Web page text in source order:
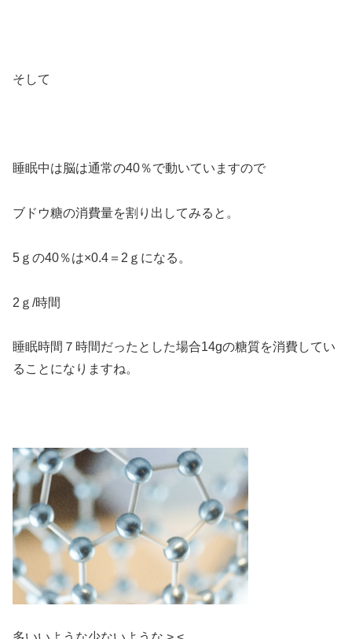
そして
睡眠中は脳は通常の40％で動いていますので
ブドウ糖の消費量を割り出してみると。
5ｇの40％は×0.4＝2ｇになる。
2ｇ/時間
睡眠時間７時間だったとした場合14gの糖質を消費してい
ることになりますね。